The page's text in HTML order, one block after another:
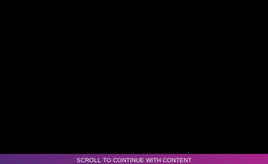
SCROLL TO CONTINUE WITH CONTENT